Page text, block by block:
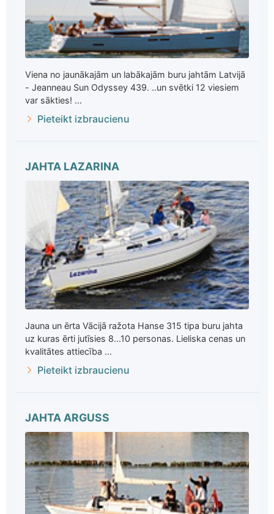
Viena no jaunākajām un labākajām buru jahtām Latvijā
- Jeanneau Sun Odyssey 439. ..un svētki 12 viesiem
var sākties! ...
Pieteikt izbraucienu
JAHTA LAZARINA
Jauna un ērta Vācijā ražota Hanse 315 tipa buru jahta
uz kuras ērti jutīsies 8...10 personas. Lieliska cenas un
kvalitātes attiecība ...
Pieteikt izbraucienu
JAHTA ARGUSS